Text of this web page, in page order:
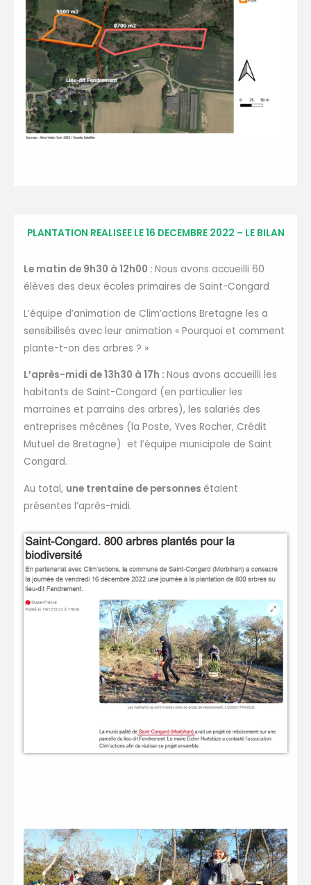
PLANTATION REALISEE LE 16 DECEMBRE 2022 – LE BILAN
Le matin de 9h30 à 12h00 : Nous avons accueilli 60
élèves des deux écoles primaires de Saint-Congard
L’équipe d’animation de Clim’actions Bretagne les a
sensibilisés avec leur animation « Pourquoi et comment
plante-t-on des arbres ? »
L’après-midi de 13h30 à 17h : Nous avons accueilli les
habitants de Saint-Congard (en particulier les
marraines et parrains des arbres), les salariés des
entreprises mécènes (la Poste, Yves Rocher, Crédit
Mutuel de Bretagne) et l’équipe municipale de Saint
Congard.
Au total, une trentaine de personnes étaient
présentes l’après-midi.